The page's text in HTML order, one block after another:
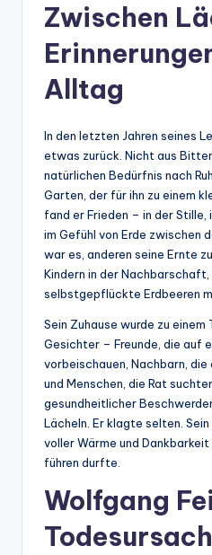
Zwischen
Alltag
In den letzten Jahren seines
etwas zurück. Nicht aus
natürlichen Bedürfnis nach
Garten, der für ihn zu einem
fand er Frieden – in der Stille,
im Gefühl von Erde zwischen
war es, anderen seine Ernte
Kindern in der
selbstgepflückte Erdbeeren
Sein Zuhause wurde zu
Gesichter – Freunde, die auf
vorbeischauen, Nachbarn, die
und Menschen, die Rat
gesundheitlicher
Lächeln. Er klagte selten.
voller Wärme und
führen durfte.
Wolfgang